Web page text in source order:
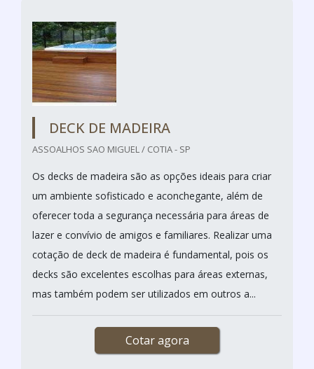
DECK DE MADEIRA
ASSOALHOS SAO MIGUEL / COTIA - SP
Os decks de madeira são as opções ideais para criar
um ambiente sofisticado e aconchegante, além de
oferecer toda a segurança necessária para áreas de
lazer e convívio de amigos e familiares. Realizar uma
cotação de deck de madeira é fundamental, pois os
decks são excelentes escolhas para áreas externas,
mas também podem ser utilizados em outros a...
Cotar agora